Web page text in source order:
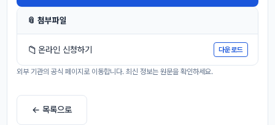
📎 첨부파일
📁 온라인 신청하기 다운로드
외부 기관의 공식 페이지로 이동합니다. 최신 정보는 원문을 확인하세요.
← 목록으로